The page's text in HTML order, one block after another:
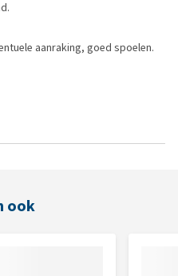
aanraking, goed spoelen.
ook